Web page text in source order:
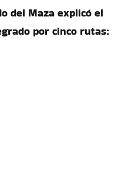
del Maza explicó el
por cinco rutas: